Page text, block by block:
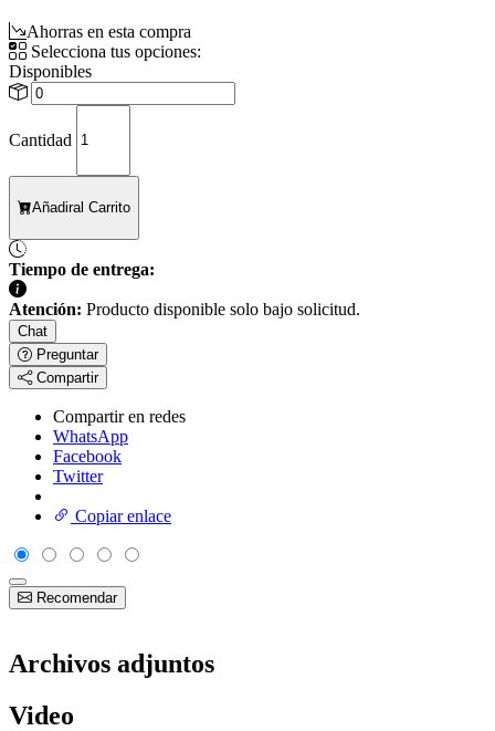
Ahorras en esta compra
Selecciona tus opciones:
Disponibles
Cantidad
Añadiral Carrito
Tiempo de entrega:
Atención: Producto disponible solo bajo solicitud.
Chat
Preguntar
Compartir
Compartir en redes
WhatsApp
Facebook
Twitter
Copiar enlace
Recomendar
Archivos adjuntos
Video